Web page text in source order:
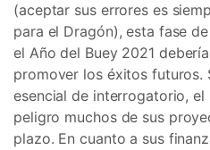
(aceptar sus errores es
para el Dragón), esta fase
el Año del Buey 2021
promover los éxitos futuros.
esencial de interrogatorio,
peligro muchos de sus
plazo. En cuanto a sus